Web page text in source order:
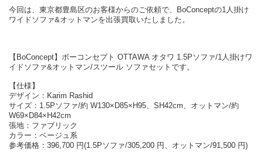
今回は、東京都豊島区のお客様からのご依頼で、BoConceptの1人掛け
ワイドソファ&オットマンを出張買取いたしました。
【BoConcept】ボーコンセプト OTTAWA オタワ 1.5Pソファ/1人掛けワ
イドソファ&オットマン/スツール ソファセットです。
【仕様】
デザイン：Karim Rashid
サイズ：1.5Pソファ/約 W130×D85×H95、SH42cm、オットマン/約
W69×D84×H42cm
張地：ファブリック
カラー：ベージュ系
参考価格：396,700 円(1.5Pソファ/305,200 円、オットマン/91,500 円)